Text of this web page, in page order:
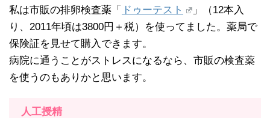
私は市販の排卵検査薬「 ドゥーテスト
」（12本入
り、2011年頃は3800円＋税）を使ってました。薬局で
保険証を見せて購入できます。
病院に通うことがストレスになるなら、市販の検査薬
を使うのもありかと思います。
人工授精